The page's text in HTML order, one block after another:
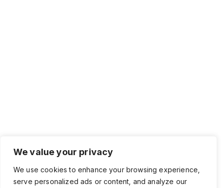
We value your privacy
We use cookies to enhance your browsing experience,
serve personalized ads or content, and analyze our